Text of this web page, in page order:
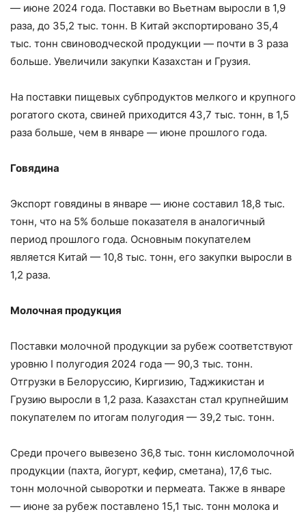
— июне 2024 года. Поставки во Вьетнам выросли в 1,9
раза, до 35,2 тыс. тонн. В Китай экспортировано 35,4
тыс. тонн свиноводческой продукции — почти в 3 раза
больше. Увеличили закупки Казахстан и Грузия.
На поставки пищевых субпродуктов мелкого и крупного
рогатого скота, свиней приходится 43,7 тыс. тонн, в 1,5
раза больше, чем в январе — июне прошлого года.
Говядина
Экспорт говядины в январе — июне составил 18,8 тыс.
тонн, что на 5% больше показателя в аналогичный
период прошлого года. Основным покупателем
является Китай — 10,8 тыс. тонн, его закупки выросли в
1,2 раза.
Молочная продукция
Поставки молочной продукции за рубеж соответствуют
уровню I полугодия 2024 года — 90,3 тыс. тонн.
Отгрузки в Белоруссию, Киргизию, Таджикистан и
Грузию выросли в 1,2 раза. Казахстан стал крупнейшим
покупателем по итогам полугодия — 39,2 тыс. тонн.
Среди прочего вывезено 36,8 тыс. тонн кисломолочной
продукции (пахта, йогурт, кефир, сметана), 17,6 тыс.
тонн молочной сыворотки и пермеата. Также в январе
— июне за рубеж поставлено 15,1 тыс. тонн молока и